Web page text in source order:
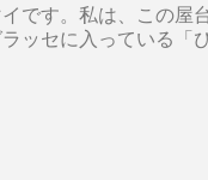
です。私は、この屋
ッセに入っている